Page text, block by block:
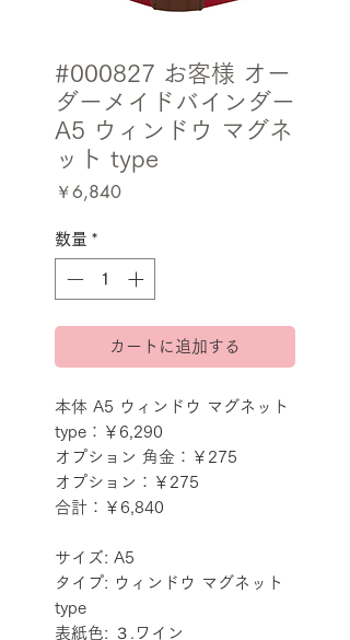
#000827 お客様 オー
ダーメイドバインダー
A5 ウィンドウ マグネ
ット type
￥6,840価
数量 *
カートに追加する
本体 A5 ウィンドウ マグネット
type：￥6,290
オプション 角金：￥275
オプション：￥275
合計：￥6,840
サイズ: A5
タイプ: ウィンドウ マグネット
type
表紙色: ３.ワイン